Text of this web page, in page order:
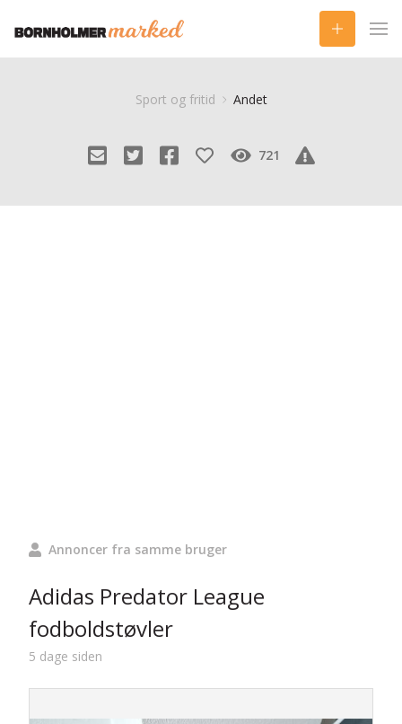
Sport og fritid Andet
721
Annoncer fra samme bruger
Adidas Predator League
fodboldstøvler
5 dage siden